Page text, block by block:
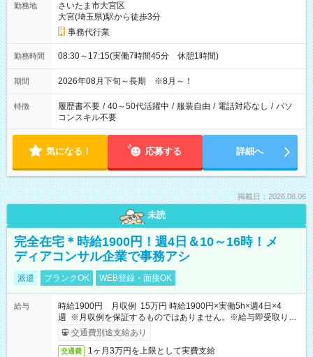
勤務地
さいたま市大宮区
大宮(埼玉県)駅から徒歩3分
事務代行業
勤務時間 08:30～17:15(実働7時間45分 休憩1時間)
期間 2026年08月下旬～長期 ※8月～！
特徴 履歴書不要 / 40～50代活躍中 / 服装自由 / 電話対応なし / パソ
コンスキル不要
気になる！ 応募する 詳細へ
掲載日：2026.08.06
未読
完全在宅＊時給1900円！週4日＆10～16時！メ
ディアコンサル企業で事務アシ
派遣 ブランクOK WEB登録・面接OK
給与
時給1900円 月収例 15万円 時給1900円×実働5h×週4日×4
週 ※月収例を保証するものではありません。※給与即受取りサ
ービス利用可（利用条件有）
交通費別途支給あり
交通費 1ヶ月3万円を上限として実費支給